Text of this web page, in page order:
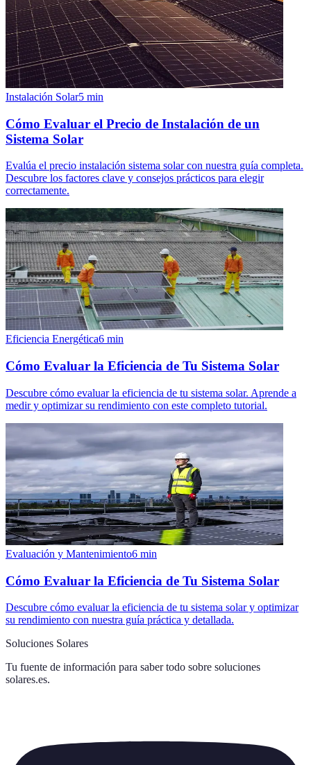
Instalación Solar5 min
Cómo Evaluar el Precio de Instalación de un
Sistema Solar
Evalúa el precio instalación sistema solar con nuestra guía completa.
Descubre los factores clave y consejos prácticos para elegir
correctamente.
Eficiencia Energética6 min
Cómo Evaluar la Eficiencia de Tu Sistema Solar
Descubre cómo evaluar la eficiencia de tu sistema solar. Aprende a
medir y optimizar su rendimiento con este completo tutorial.
Evaluación y Mantenimiento6 min
Cómo Evaluar la Eficiencia de Tu Sistema Solar
Descubre cómo evaluar la eficiencia de tu sistema solar y optimizar
su rendimiento con nuestra guía práctica y detallada.
Soluciones Solares
Tu fuente de información para saber todo sobre soluciones
solares.es.